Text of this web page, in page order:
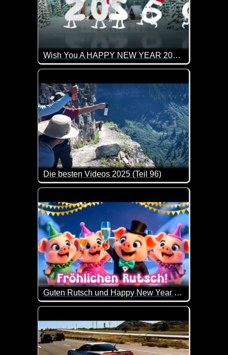
Wish You A HAPPY NEW YEAR 2026, Goodbye 2025, Welcome 2026
Wir verabschieden 2025 und heißen 2026
Die besten Videos 2025 (Teil 96)
Eine tolle Zusammenstellung von lustigen
Guten Rutsch und Happy New Year 2026
Ich wünsche dir morgen einen sauguten Rutsch in